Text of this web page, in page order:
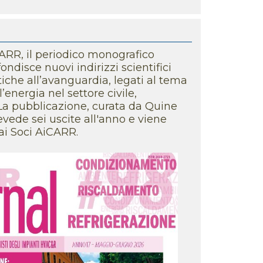
A settembre, il corso sui BACS per
energetica
- La gestione della manutenzione
aspetti
Tesi di Laurea 2026,
benessere
Nazionale AiCARR, informazioni
il periodico monografico
nuovi indirizzi scientifici
all’avanguardia, legati al tema
nel settore civile,
pubblicazione, curata da Quine
sei uscite all'anno e viene
Soci AiCARR.